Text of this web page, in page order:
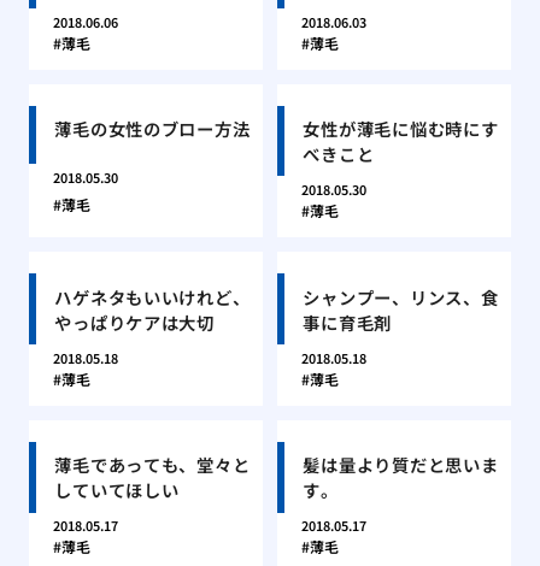
2018.06.06
薄毛
2018.06.03
薄毛
薄毛の女性のブロー方法
2018.05.30
薄毛
女性が薄毛に悩む時にす
べきこと
2018.05.30
薄毛
ハゲネタもいいけれど、
やっぱりケアは大切
2018.05.18
薄毛
シャンプー、リンス、食
事に育毛剤
2018.05.18
薄毛
薄毛であっても、堂々と
していてほしい
2018.05.17
薄毛
髪は量より質だと思いま
す。
2018.05.17
薄毛